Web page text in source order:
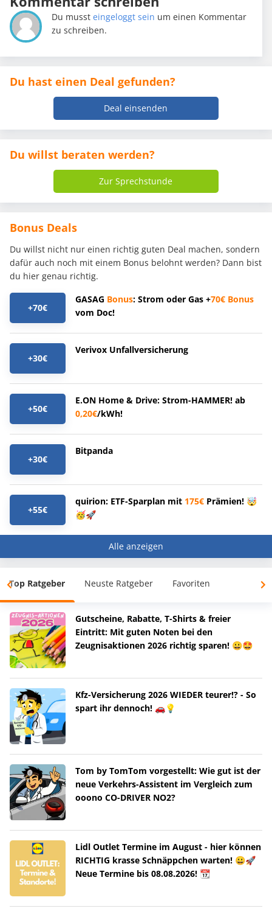
Du mussteingeloggt sein um einen Kommentar
zu schreiben.
Du hast einen Deal gefunden?
Deal einsenden
Du willst beraten werden?
Zur Sprechstunde
Bonus Deals
Du willst nicht nur einen richtig guten Deal machen, sondern
dafür auch noch mit einem Bonus belohnt werden? Dann bist
du hier genau richtig.
+70€
GASAG Bonus: Strom oder Gas +70€ Bonus
vom Doc!
+30€
Verivox Unfallversicherung
+50€
E.ON Home & Drive: Strom-HAMMER! ab
0,20€/kWh!
+30€
Bitpanda
+55€
quirion: ETF-Sparplan mit 175€ Prämien! 🤯
🥳🚀
Alle anzeigen
Top Ratgeber Neuste Ratgeber Favoriten
Gutscheine, Rabatte, T-Shirts & freier
Eintritt: Mit guten Noten bei den
Zeugnisaktionen 2026 richtig sparen! 😀🤩
Kfz-Versicherung 2026 WIEDER teurer!? - So
spart ihr dennoch! 🚗💡
Tom by TomTom vorgestellt: Wie gut ist der
neue Verkehrs-Assistent im Vergleich zum
ooono CO-DRIVER NO2?
Lidl Outlet Termine im August - hier können
RICHTIG krasse Schnäppchen warten! 😀🚀
Neue Termine bis 08.08.2026! 📆